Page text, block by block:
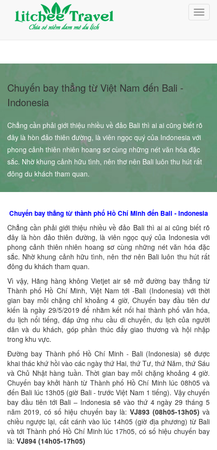
Giỏ Hàng (0)
Đăng nhập
Đăng ký
Chuyến bay thẳng từ Việt Nam đến Bali -
Indonesia
Chẳng cần phải giới thiệu nhiều về đảo Bali thì ai ai cũng biết rõ
đây là hòn đảo thiên đường, là viên ngọc quý của Indonesia với
phong cảnh thiên nhiên hoang sơ cùng những nét văn hóa đặc
sắc. Nhờ khung cảnh hữu tình, nên thơ nên Bali luôn thu hút rất
đông du khách tham quan.
Chuyến bay thẳng từ thành phố Hồ Chí Minh đến Bali - Indonesia
Chẳng cần phải giới thiệu nhiều về đảo Bali thì ai ai cũng biết rõ
đây là hòn đảo thiên đường, là viên ngọc quý của Indonesia với
phong cảnh thiên nhiên hoang sơ cùng những nét văn hóa đặc
sắc. Nhờ khung cảnh hữu tình, nên thơ nên Bali luôn thu hút rất
đông du khách tham quan.
Vì vậy, Hãng hàng không Vietjet air sẽ mở đường bay thẳng từ
Thành phố Hồ Chí Minh, Việt Nam tới -Bali (Indonesia) với thời
gian bay mỗi chặng chỉ khoảng 4 giờ, Chuyến bay đầu tiên dư
kiến là ngày 29/5/2019 để nhằm kết nối hai thành phố văn hóa,
du lịch nổi tiếng, đáp ứng nhu cầu di chuyển, du lịch của người
dân và du khách, góp phần thúc đẩy giao thương và hội nhập
trong khu vực.
Đường bay Thành phố Hồ Chí Minh - Bali (Indonesia) sẽ được
khai thác khứ hồi vào các ngày thứ Hai, thứ Tư, thứ Năm, thứ Sáu
và Chủ Nhật hàng tuần. Thời gian bay mỗi chặng khoảng 4 giờ.
Chuyến bay khởi hành từ Thành phố Hồ Chí Minh lúc 08h05 và
đến Bali lúc 13h05 (giờ Bali - trước Việt Nam 1 tiếng). Vậy chuyến
bay đầu tiên tới Bali – Indonesia sẽ vào thứ 4 ngày 29 tháng 5
năm 2019, có số hiệu chuyến bay là: VJ893 (08h05-13h05) và
chiều ngược lại, cất cánh vào lúc 14h05 (giờ địa phương) từ Bali
và tới Thành phố Hồ Chí Minh lúc 17h05, có số hiệu chuyến bay
là: VJ894 (14h05-17h05)